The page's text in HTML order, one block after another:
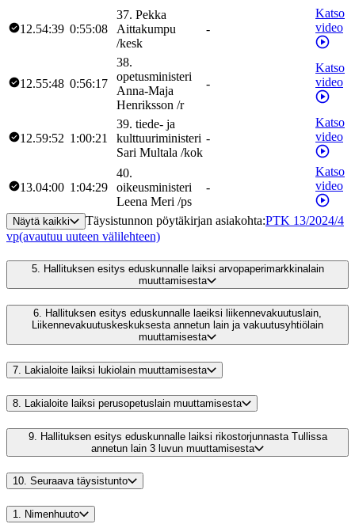
12.54:39 0:55:08
37. Pekka
Aittakumpu
/kesk
-
Katso
video
12.55:48 0:56:17
38.
opetusministeri
Anna-Maja
Henriksson /r
-
Katso
video
12.59:52 1:00:21
39. tiede- ja
kulttuuriministeri
Sari Multala /kok
-
Katso
video
13.04:00 1:04:29
40.
oikeusministeri
Leena Meri /ps
-
Katso
video
Näytä kaikki Täysistunnon pöytäkirjan asiakohta:PTK 13/2024/4
vp(avautuu uuteen välilehteen)
5.
Hallituksen esitys eduskunnalle laiksi arvopaperimarkkinalain
muuttamisesta
6. Hallituksen esitys eduskunnalle laeiksi liikennevakuutuslain,
Liikennevakuutuskeskuksesta annetun lain ja vakuutusyhtiölain
muuttamisesta
7. Lakialoite laiksi lukiolain muuttamisesta
8. Lakialoite laiksi perusopetuslain muuttamisesta
9. Hallituksen esitys eduskunnalle laiksi rikostorjunnasta Tullissa
annetun lain 3 luvun muuttamisesta
10. Seuraava täysistunto
1. Nimenhuuto